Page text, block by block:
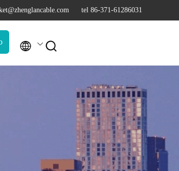
tel 86-371-61286031
 